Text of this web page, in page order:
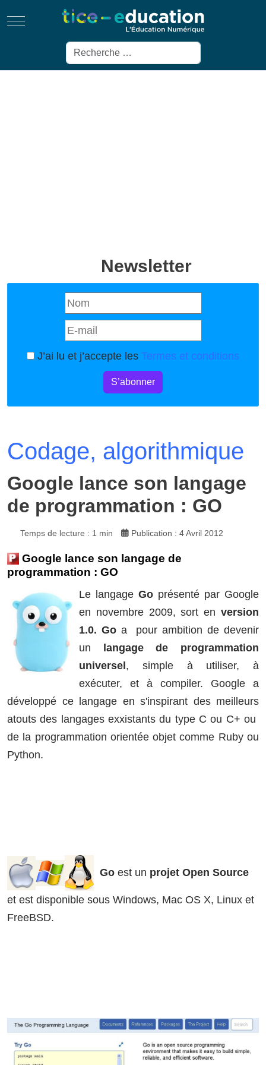
Mobile Menu Toggle
Rechercher
Newsletter
J’ai lu et j’accepte les Termes et conditions
S’abonner
Codage, algorithmique
Google lance son langage
de programmation : GO
Temps de lecture : 1 min Publication : 4 Avril 2012
Google lance son langage de
programmation : GO
Le langage Go présenté par Google
en novembre 2009, sort en version
1.0. Goa pour ambition de devenir
un langage de programmation
universel, simple à utiliser, à
exécuter, et à compiler. Google a
développé ce langage en s'inspirant des meilleurs
atouts des langages exxistants du type C ou C+ ou
de la programmation orientée objet comme Ruby ou
Python.
Go est un projet Open Source
et est disponible sous Windows, Mac OS X, Linux et
FreeBSD.